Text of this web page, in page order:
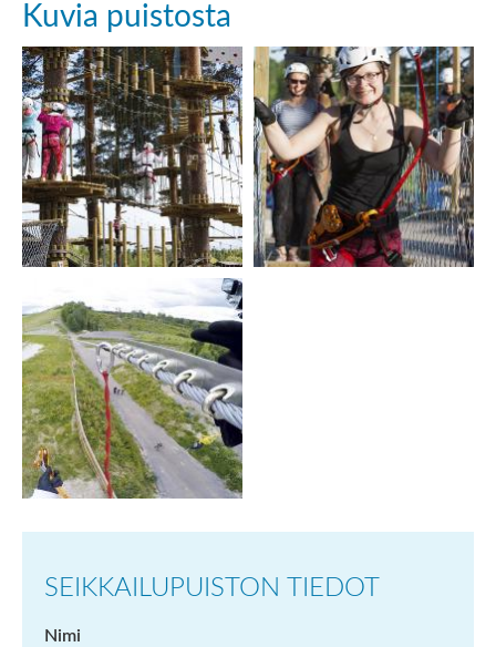
Kuvia puistosta
SEIKKAILU­PUISTON TIEDOT
Nimi